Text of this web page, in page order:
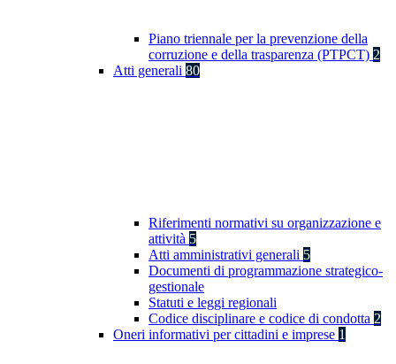
Piano triennale per la prevenzione della
corruzione e della trasparenza (PTPCT) 2
Atti generali 80
Riferimenti normativi su organizzazione e
attività 5
Atti amministrativi generali 5
Documenti di programmazione strategico-
gestionale
Statuti e leggi regionali
Codice disciplinare e codice di condotta 2
Oneri informativi per cittadini e imprese 1